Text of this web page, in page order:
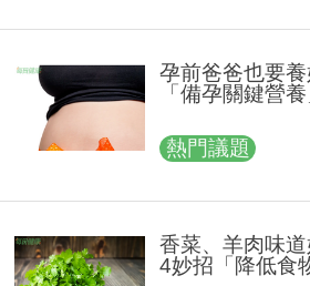
孕前爸爸也要
「備孕關鍵營
熱門議題
香菜、羊肉味
4妙招「降低食